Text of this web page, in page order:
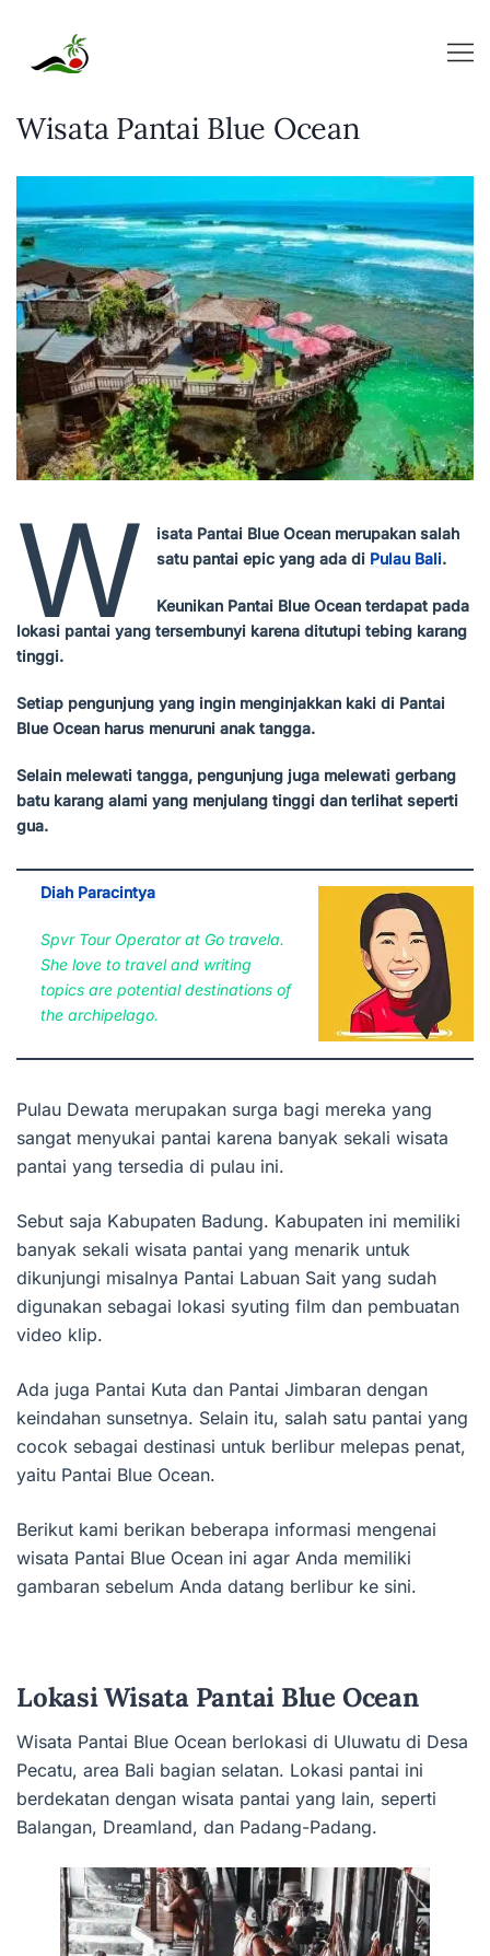
content
Wisata Pantai Blue Ocean
W
isata Pantai Blue Ocean merupakan salah
satu pantai epic yang ada di Pulau Bali.
Keunikan Pantai Blue Ocean terdapat pada
lokasi pantai yang tersembunyi karena ditutupi tebing karang
tinggi.
Setiap pengunjung yang ingin menginjakkan kaki di Pantai
Blue Ocean harus menuruni anak tangga.
Selain melewati tangga, pengunjung juga melewati gerbang
batu karang alami yang menjulang tinggi dan terlihat seperti
gua.
Diah Paracintya
Spvr Tour Operator at Go travela.
She love to travel and writing
topics are potential destinations of
the archipelago.
Pulau Dewata merupakan surga bagi mereka yang
sangat menyukai pantai karena banyak sekali wisata
pantai yang tersedia di pulau ini.
Sebut saja Kabupaten Badung. Kabupaten ini memiliki
banyak sekali wisata pantai yang menarik untuk
dikunjungi misalnya Pantai Labuan Sait yang sudah
digunakan sebagai lokasi syuting film dan pembuatan
video klip.
Ada juga Pantai Kuta dan Pantai Jimbaran dengan
keindahan sunsetnya. Selain itu, salah satu pantai yang
cocok sebagai destinasi untuk berlibur melepas penat,
yaitu Pantai Blue Ocean.
Berikut kami berikan beberapa informasi mengenai
wisata Pantai Blue Ocean ini agar Anda memiliki
gambaran sebelum Anda datang berlibur ke sini.
Lokasi Wisata Pantai Blue Ocean
Wisata Pantai Blue Ocean berlokasi di Uluwatu di Desa
Pecatu, area Bali bagian selatan. Lokasi pantai ini
berdekatan dengan wisata pantai yang lain, seperti
Balangan, Dreamland, dan Padang-Padang.